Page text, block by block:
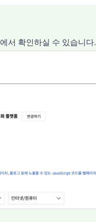
에서 확인하실 수 있습니다.